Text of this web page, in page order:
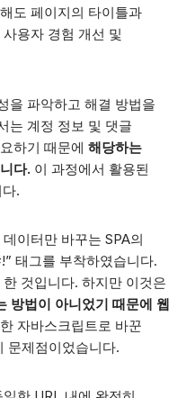
도 페이지의 타이틀과
용자 경험 개선 및
을 파악하고 해결 방법을
는 계정 정보 및 댓글
하기 때문에 해당하는
다. 이 과정에서 활용된
.
이터만 바꾸는 SPA의
태그를 부착하였습니다.
것입니다. 하지만 이것은
방법이 아니었기 때문에 웹
자바스크립트로 바꾼
문제점이었습니다.